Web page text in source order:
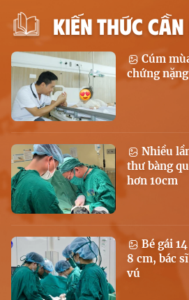
KIẾN THỨC
Cúm
chứng
Nhiều
thư bàng
hơn 10cm
Bé gái
8 cm, bác
vú